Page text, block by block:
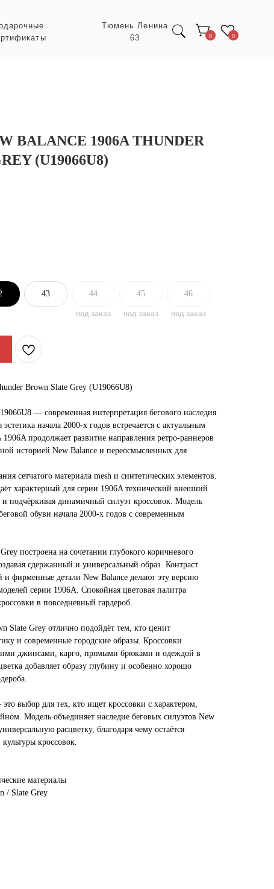
Тюмень Ленина
1906A THUNDER
(U19066U8)
43 44 45 46
Brown Slate Grey (U19066U8)
— современная интерпретация бегового наследия
начала 2000-х годов встречается с актуальным
продолжает развитие направления ретро-раннеров
историей New Balance и переосмысленных для
сетчатого материала mesh и синтетических элементов.
характерный для серии 1906A технический внешний
подчёркивая динамичный силуэт кроссовок. Модель
обуви начала 2000-х годов с современным
построена на сочетании глубокого коричневого
сдержанный и универсальный образ. Контраст
и фирменные детали New Balance делают эту версию
серии 1906A. Спокойная цветовая палитра
в повседневный гардероб.
Slate Grey отлично подойдёт тем, кто ценит
и современные городские образы. Кроссовки
джинсами, карго, прямыми брюками и одеждой в
добавляет образу глубину и особенно хорошо
выбор для тех, кто ищет кроссовки с характером,
Модель объединяет наследие беговых силуэтов New
расцветку, благодаря чему остаётся
кроссовок.
материалы
/ Slate Grey